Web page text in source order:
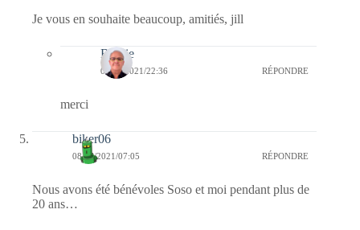
Je vous en souhaite beaucoup, amitiés, jill
Bernie
08/07/2021/22:36 RÉPONDRE
merci
biker06
08/07/2021/07:05 RÉPONDRE
Nous avons été bénévoles Soso et moi pendant plus de
20 ans…